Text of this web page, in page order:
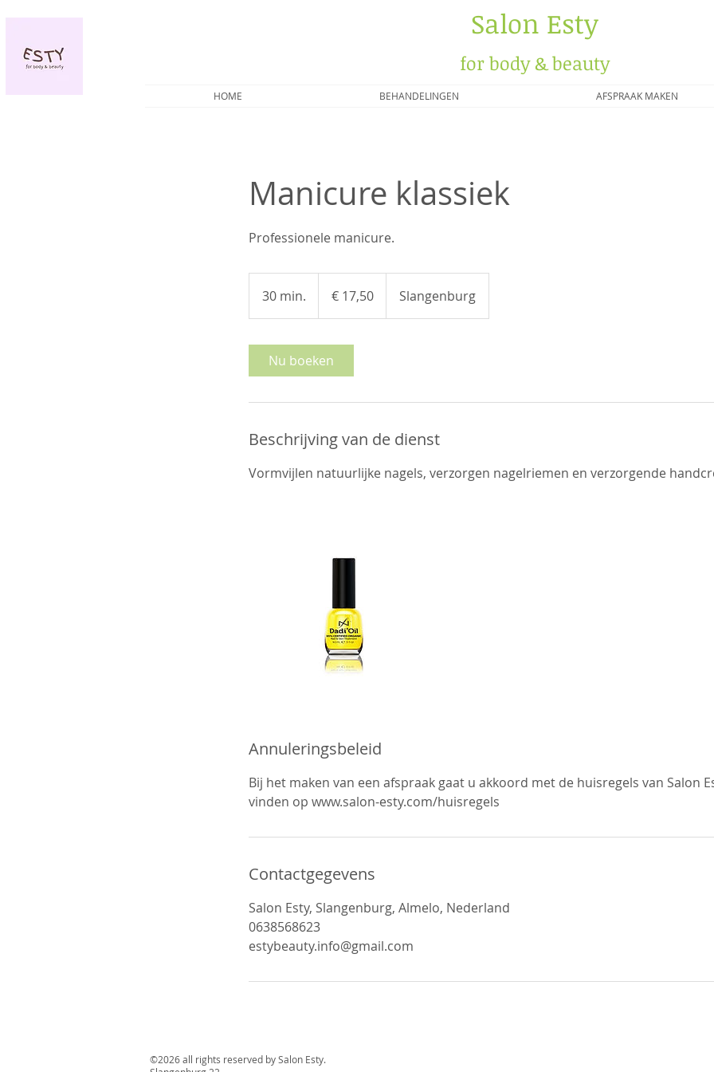
Salon Esty
for body & beauty
HOME BEHANDELINGEN AFSPRAAK MAKEN
Manicure klassiek
Professionele manicure.
30 min.
0
n
€ 17,50 Slangenburg
Nu boeken
Beschrijving van de dienst
Vormvijlen natuurlijke nagels, verzorgen nagelriemen en verzorgende
Annuleringsbeleid
Bij het maken van een afspraak gaat u akkoord met de huisregels van Salon
vinden op www.salon-esty.com/huisregels
Contactgegevens
Salon Esty, Slangenburg, Almelo, Nederland
0638568623
estybeauty.info@gmail.com
©2026 all rights reserved by Salon Esty.